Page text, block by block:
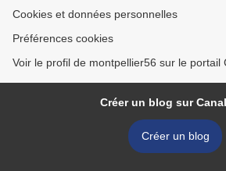
Cookies et données personnelles
Préférences cookies
Voir le profil de montpellier56 sur le portail
Créer un blog sur
Créer un blog